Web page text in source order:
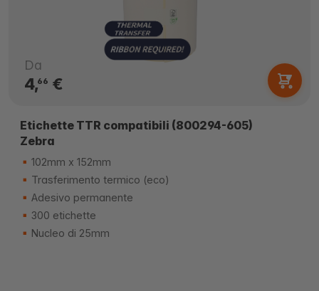
Da
4,66 €
Etichette TTR compatibili (800294-605)
Zebra
102mm x 152mm
Trasferimento termico (eco)
Adesivo permanente
300 etichette
Nucleo di 25mm